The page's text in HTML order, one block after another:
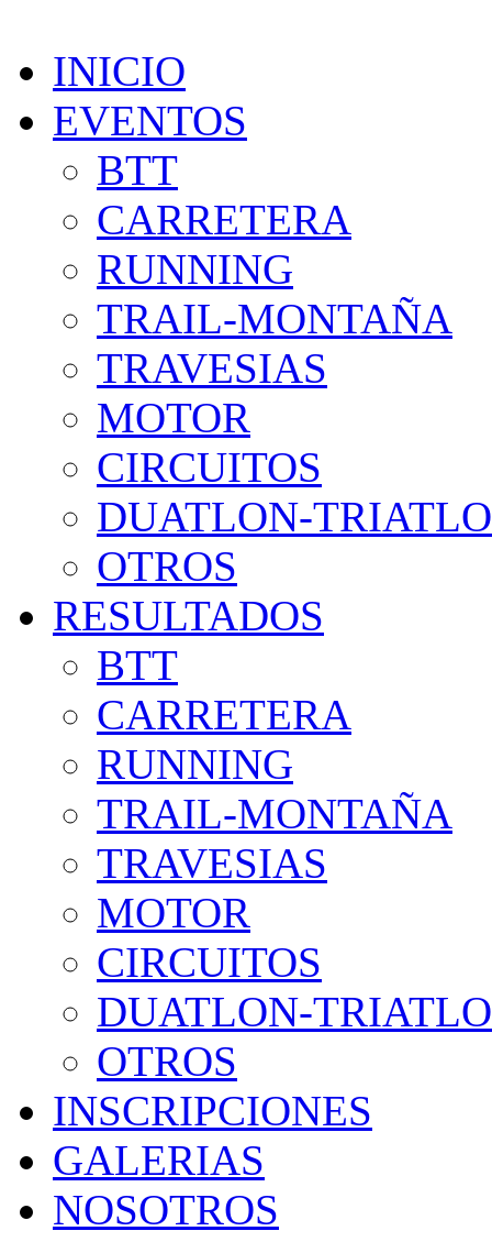
INICIO
EVENTOS
BTT
CARRETERA
RUNNING
TRAIL-MONTAÑA
TRAVESIAS
MOTOR
CIRCUITOS
DUATLON-
OTROS
RESULTADOS
BTT
CARRETERA
RUNNING
TRAIL-MONTAÑA
TRAVESIAS
MOTOR
CIRCUITOS
DUATLON-
OTROS
INSCRIPCIONES
GALERIAS
NOSOTROS